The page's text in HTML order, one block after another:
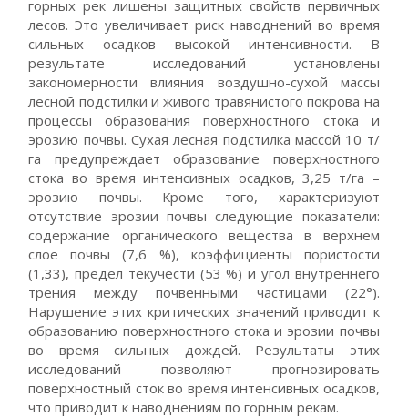
горных рек лишены защитных свойств первичных
лесов. Это увеличивает риск наводнений во время
сильных осадков высокой интенсивности. В
результате исследований установлены
закономерности влияния воздушно-сухой массы
лесной подстилки и живого травянистого покрова на
процессы образования поверхностного стока и
эрозию почвы. Сухая лесная подстилка массой 10 т/
га предупреждает образование поверхностного
стока во время интенсивных осадков, 3,25 т/га –
эрозию почвы. Кроме того, характеризуют
отсутствие эрозии почвы следующие показатели:
содержание органического вещества в верхнем
слое почвы (7,6 %), коэффициенты пористости
(1,33), предел текучести (53 %) и угол внутреннего
трения между почвенными частицами (22°).
Нарушение этих критических значений приводит к
образованию поверхностного стока и эрозии почвы
во время сильных дождей. Результаты этих
исследований позволяют прогнозировать
поверхностный сток во время интенсивных осадков,
что приводит к наводнениям по горным рекам.